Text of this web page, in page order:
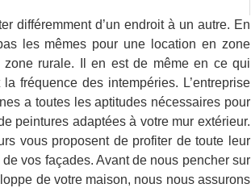
différemment d’un endroit à un autre. En
les mêmes pour une location en zone
rurale. Il en est de même en ce qui
fréquence des intempéries. L’entreprise
a toutes les aptitudes nécessaires pour
peintures adaptées à votre mur extérieur.
vous proposent de profiter de toute leur
vos façades. Avant de nous pencher sur
de votre maison, nous nous assurons